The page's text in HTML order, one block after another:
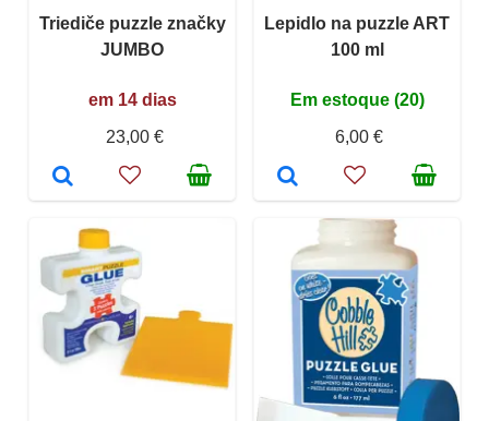
Triediče puzzle značky
JUMBO
em 14 dias
23,00 €
Lepidlo na puzzle ART
100 ml
Em estoque (20)
6,00 €